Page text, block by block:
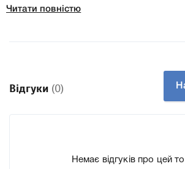
Читати повністю
Відгуки (0)
Немає відгуків про цей